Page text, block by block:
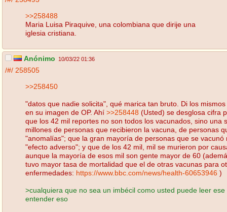
>>258488
Maria Luisa Piraquive, una colombiana que dirije una
iglesia cristiana.
Anónimo 10/03/22 01:36
/#/ 258505
>>258450
"datos que nadie solicita", qué marica tan bruto. Di los
en su imagen de OP. Ahí >>258448 (Usted) se desglosa cifra
que los 42 mil reportes no son todos los vacunados, sino una
millones de personas que recibieron la vacuna, de personas
"anomalías"; que la gran mayoría de personas que se vacunó
"efecto adverso"; y que de los 42 mil, mil se murieron por
aunque la mayoría de esos mil son gente mayor de 60
tuvo mayor tasa de mortalidad que el de otras vacunas para
enfermedades: https://www.bbc.com/news/health-60653946 )
>cualquiera que no sea un imbécil como usted puede leer
entender eso